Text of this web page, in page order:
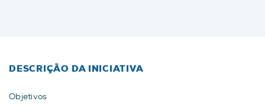
DESCRIÇÃO DA INICIATIVA
Objetivos